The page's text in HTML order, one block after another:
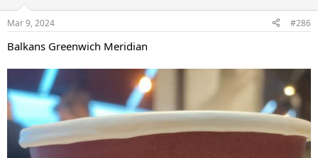
Mar 9, 2024 #286
Balkans Greenwich Meridian